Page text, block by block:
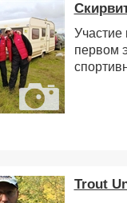
первом
Trout